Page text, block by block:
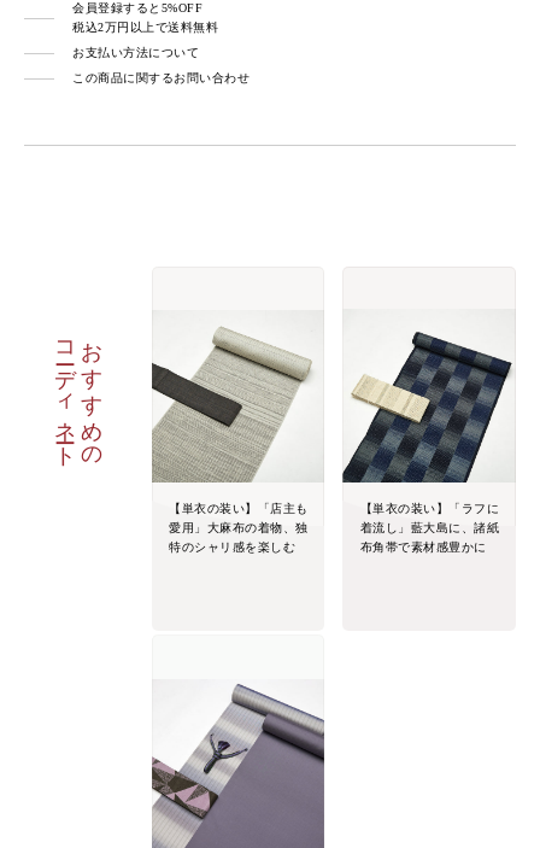
会員登録すると5%OFF
税込2万円以上で送料無料
お支払い方法について
この商品に関するお問い合わせ
おすすめの
コーディネート
【単衣の装い】「店主も
愛用」大麻布の着物、独
特のシャリ感を楽しむ
【単衣の装い】「ラフに
着流し」藍大島に、諸紙
布角帯で素材感豊かに